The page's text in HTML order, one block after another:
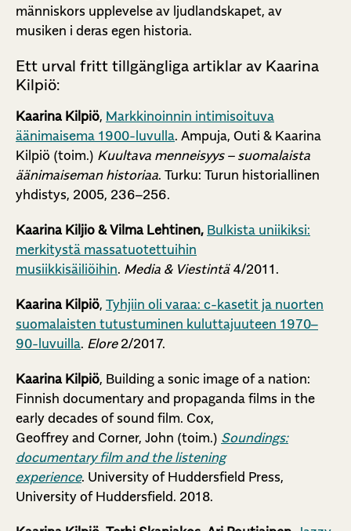
människors upplevelse av ljudlandskapet, av
musiken i deras egen historia.
Ett urval fritt tillgängliga artiklar av Kaarina
Kilpiö:
Kaarina Kilpiö, Markkinoinnin intimisoituva
äänimaisema 1900-luvulla. Ampuja, Outi & Kaarina
Kilpiö (toim.) Kuultava menneisyys – suomalaista
äänimaiseman historiaa. Turku: Turun historiallinen
yhdistys, 2005, 236–256.
Kaarina Kiljio & Vilma Lehtinen, Bulkista uniikiksi:
merkitystä massatuotettuihin
musiikkisäiliöihin. Media & Viestintä4/2011.
Kaarina Kilpiö, Tyhjiin oli varaa: c-kasetit ja nuorten
suomalaisten tutustuminen kuluttajuuteen 1970–
90-luvuilla. Elore2/2017.
Kaarina Kilpiö, Building a sonic image of a nation:
Finnish documentary and propaganda films in the
early decades of sound film. Cox,
Geoffrey and Corner, John (toim.) Soundings:
documentary film and the listening
experience. University of Huddersfield Press,
University of Huddersfield. 2018.